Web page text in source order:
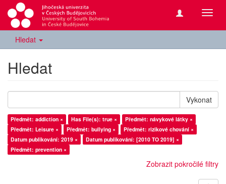
Hledat
Hledat
Vykonat
Předmět: addiction × Has File(s): true ×
Předmět: návykové látky ×
Předmět: Leisure ×
Předmět: bullying ×
Předmět: rizikové chování ×
Datum publikování: 2019 ×
Datum publikování: [2010 TO 2019] ×
Předmět: prevention ×
Zobrazit pokročilé filtry